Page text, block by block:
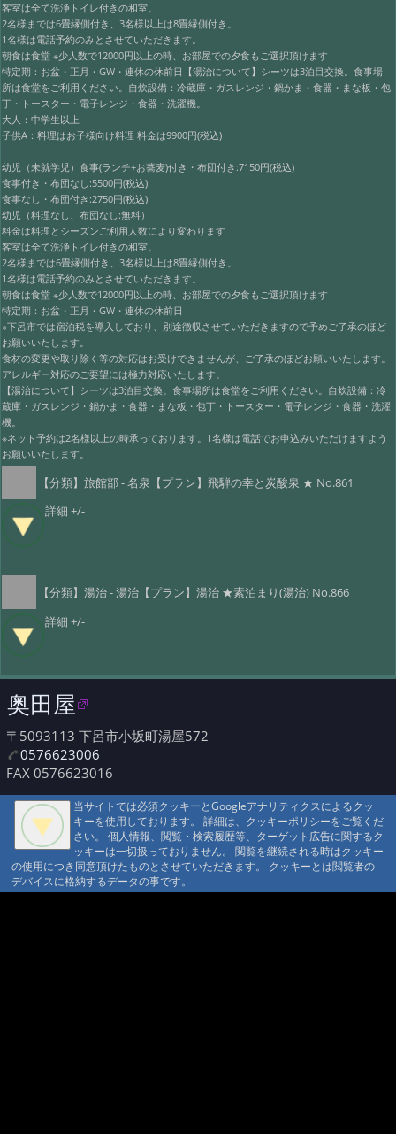
客室は全て洗浄トイレ付きの和室。
2名様までは6畳縁側付き、3名様以上は8畳縁側付き。
1名様は電話予約のみとさせていただきます。
朝食は食堂 ※少人数で12000円以上の時、お部屋での夕食もご選択頂けます
特定期：お盆・正月・GW・連休の休前日【湯治について】シーツは3泊目交換。食事場
所は食堂をご利用ください。自炊設備：冷蔵庫・ガスレンジ・鍋かま・食器・まな板・包
丁・トースター・電子レンジ・食器・洗濯機。
大人：中学生以上
子供A：料理はお子様向け料理 料金は9900円(税込)
幼児（未就学児）食事(ランチ+お蕎麦)付き・布団付き:7150円(税込)
食事付き・布団なし:5500円(税込)
食事なし・布団付き:2750円(税込)
幼児（料理なし、布団なし:無料）
料金は料理とシーズンご利用人数により変わります
客室は全て洗浄トイレ付きの和室。
2名様までは6畳縁側付き、3名様以上は8畳縁側付き。
1名様は電話予約のみとさせていただきます。
朝食は食堂 ※少人数で12000円以上の時、お部屋での夕食もご選択頂けます
特定期：お盆・正月・GW・連休の休前日
※下呂市では宿泊税を導入しており、別途徴収させていただきますので予めご了承のほど
お願いいたします。
食材の変更や取り除く等の対応はお受けできませんが、ご了承のほどお願いいたします。
アレルギー対応のご要望には極力対応いたします。
【湯治について】シーツは3泊目交換。食事場所は食堂をご利用ください。自炊設備：冷
蔵庫・ガスレンジ・鍋かま・食器・まな板・包丁・トースター・電子レンジ・食器・洗濯
機。
※ネット予約は2名様以上の時承っております。1名様は電話でお申込みいただけますよう
お願いいたします。
【分類】旅館部 - 名泉【プラン】飛騨の幸と炭酸泉 ★ No.861
詳細 +/-
【分類】湯治 - 湯治【プラン】湯治 ★素泊まり(湯治) No.866
詳細 +/-
奥田屋
〒5093113 下呂市小坂町湯屋572
0576623006
FAX 0576623016
当サイトでは必須クッキーとGoogleアナリティクスによるクッ
キーを使用しております。 詳細は、クッキーポリシーをご覧くだ
さい。 個人情報、閲覧・検索履歴等、ターゲット広告に関するク
ッキーは一切扱っておりません。 閲覧を継続される時はクッキー
の使用につき同意頂けたものとさせていただきます。 クッキーとは閲覧者の
デバイスに格納するデータの事です。